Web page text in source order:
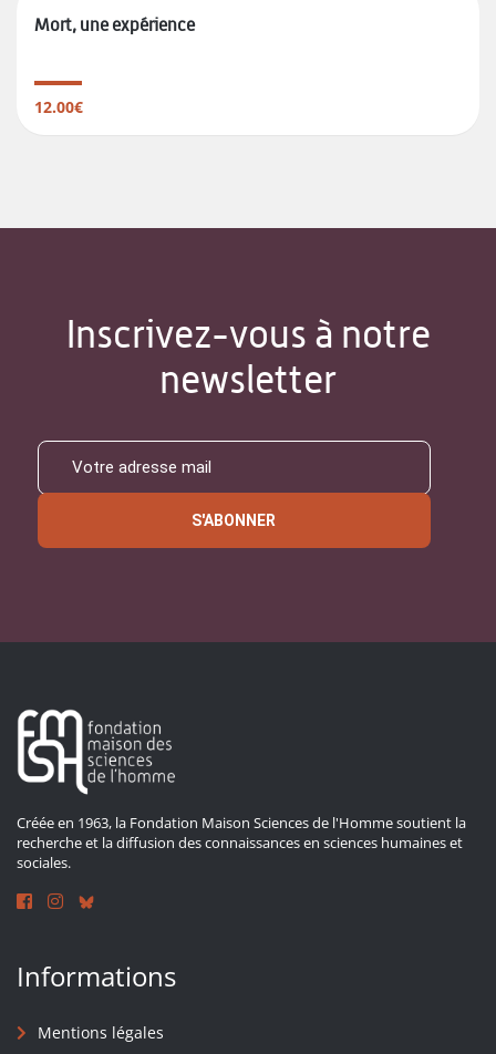
Mort, une expérience
12.00€
Inscrivez-vous à notre
newsletter
S'ABONNER
Créée en 1963, la Fondation Maison Sciences de l'Homme soutient la
recherche et la diffusion des connaissances en sciences humaines et
sociales.
Informations
Mentions légales